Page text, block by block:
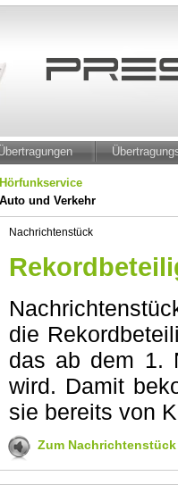
Hörfunkservice
Auto und Verkehr
Nachrichtenstück
die
das ab dem 1.
wird. Damit
sie bereits von
Zum Nachrichtenstück